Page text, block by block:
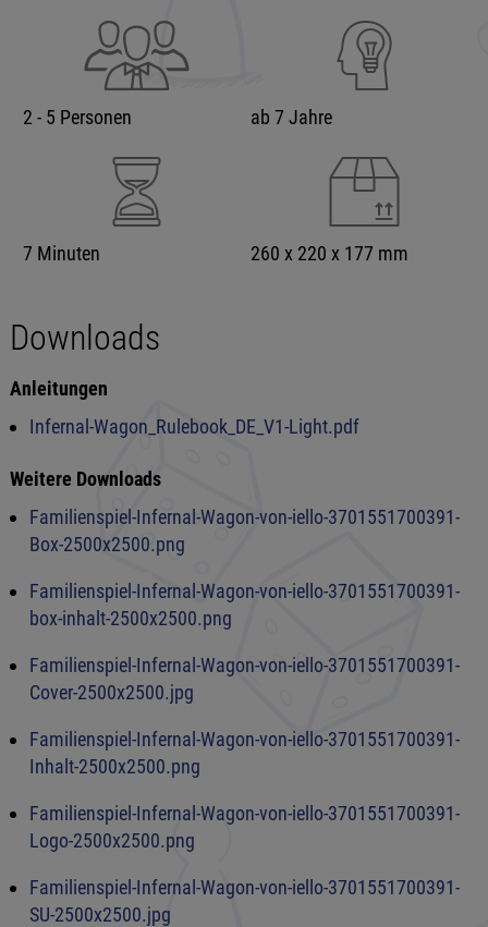
2 - 5 Personen ab 7 Jahre
7 Minuten 260 x 220 x 177 mm
Downloads
Anleitungen
Infernal-Wagon_Rulebook_DE_V1-Light.pdf
Weitere Downloads
Familienspiel-Infernal-Wagon-von-iello-3701551700391-
Box-2500x2500.png
Familienspiel-Infernal-Wagon-von-iello-3701551700391-
box-inhalt-2500x2500.png
Familienspiel-Infernal-Wagon-von-iello-3701551700391-
Cover-2500x2500.jpg
Familienspiel-Infernal-Wagon-von-iello-3701551700391-
Inhalt-2500x2500.png
Familienspiel-Infernal-Wagon-von-iello-3701551700391-
Logo-2500x2500.png
Familienspiel-Infernal-Wagon-von-iello-3701551700391-
SU-2500x2500.jpg